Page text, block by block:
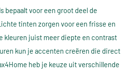
bepaalt voor een groot deel de
tinten zorgen voor een frisse en
kleuren juist meer diepte en contrast
kun je accenten creëren die direct
heb je keuze uit verschillende